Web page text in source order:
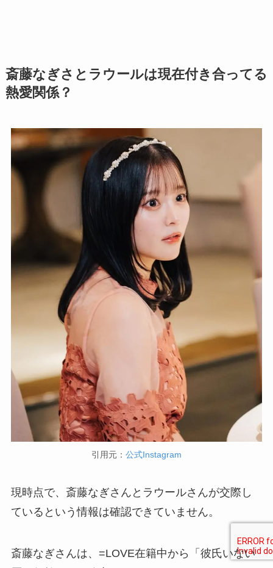
斎藤なぎさとラウールは現在付き合ってる
熱愛関係？
引用元： 公式Instagram
現時点で、斎藤なぎさんとラウールさんが交際し
ているという情報は確認できていません。
斎藤なぎさんは、=LOVE在籍中から「彼氏いない